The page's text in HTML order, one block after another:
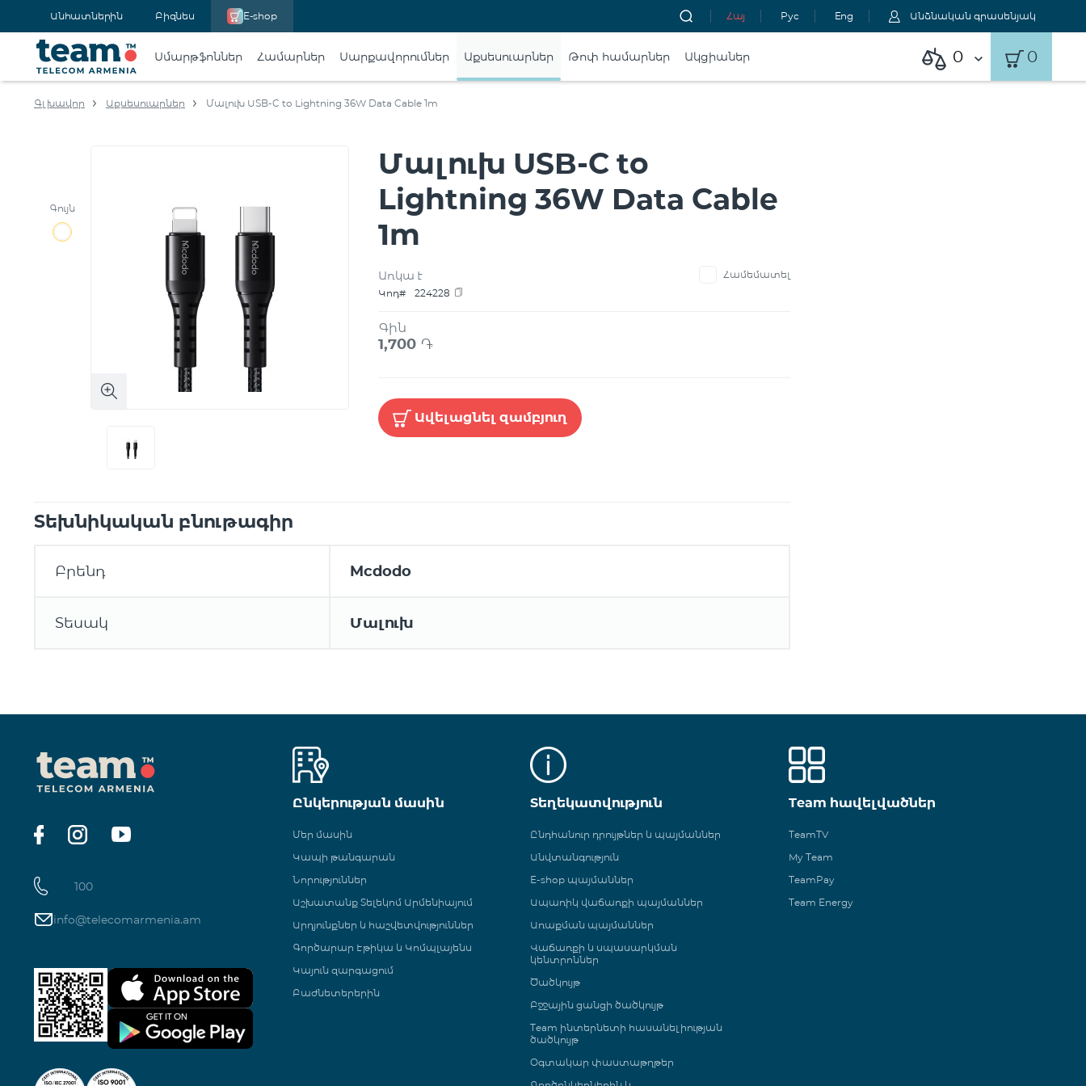
Անհատներին Բիզնես E-shop Հայ Рус Eng Անձնական գրասենյակ
Սմարթֆոններ Համարներ Սարքավորումներ Աքսեսուարներ Թոփ համարներ Ակցիաներ 0 0
Գլխավոր Աքսեսուարներ Մալուխ USB-C to Lightning 36W Data Cable 1m
Գույն
Մալուխ USB-C to
Lightning 36W Data Cable
1m
Առկա է
Համեմատել
Կոդ#
224228
Գին
1,700 ֏
Ավելացնել զամբյուղ
Տեխնիկական բնութագիր
Բրենդ Mcdodo
Տեսակ Մալուխ
100
info@telecomarmenia.am
Ընկերության մասին
Մեր մասին
Կապի թանգարան
Նորություններ
Աշխատանք Տելեկոմ Արմենիայում
Արդյունքներ և հաշվետվություններ
Գործարար Էթիկա և Կոմպլայենս
Կայուն զարգացում
Բաժնետերերին
Տեղեկատվություն
Ընդհանուր դրույթներ և պայմաններ
Անվտանգություն
E-shop պայմաններ
Ապառիկ վաճառքի պայմաններ
Առաքման պայմաններ
Վաճառքի և սպասարկման
կենտրոններ
Ծածկույթ
Բջջային ցանցի ծածկույթ
Team ինտերնետի հասանելիության
ծածկույթ
Օգտակար փաստաթղթեր
Team հավելվածներ
TeamTV
My Team
TeamPay
Team Energy